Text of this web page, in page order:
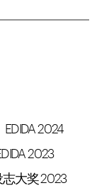
2024
2023
志大奖 2023